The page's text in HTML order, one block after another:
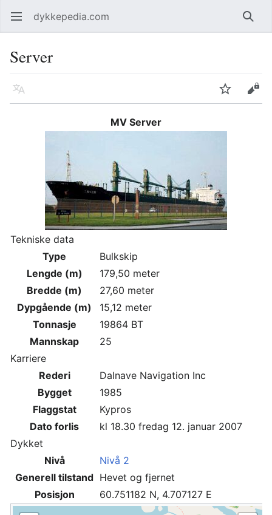
Åpne hovedmenyen dykkepedia.com Søk
Server
Språk Overvåk Rediger
MV Server
Tekniske data
Type
Bulkskip
Lengde (m)
179,50 meter
Bredde (m)
27,60 meter
Dypgående (m)
15,12 meter
Tonnasje
19864 BT
Mannskap
25
Karriere
Rederi
Dalnave Navigation Inc
Bygget
1985
Flaggstat
Kypros
Dato forlis
kl 18.30 fredag 12. januar 2007
Dykket
Nivå
Nivå 2
Generell tilstand Hevet og fjernet
Posisjon
60.751182 N, 4.707127 E